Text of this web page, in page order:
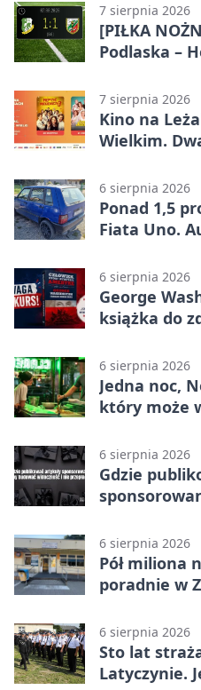
7 sierpnia 2026
[PIŁKA
Podlaska –
podział
pierwszej
7 sierpnia 2026
Kino na
Wielkim.
6 sierpnia 2026
Ponad 1,5
Fiata Uno.
6 sierpnia 2026
George
książka do
6 sierpnia 2026
Jedna noc,
który może
6 sierpnia 2026
Gdzie
6 sierpnia 2026
Pół miliona
poradnie w
6 sierpnia 2026
Sto lat
Latyczynie.